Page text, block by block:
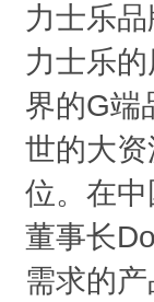
力士乐
力士乐
界的G端
世的大
位。在
董事长
需求的